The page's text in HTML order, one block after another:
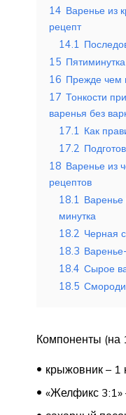
14 Варенье из
рецепт
14.1
15
16 Прежде чем
17 Тонкости
варенья без
17.1 Как
17.2
18 Варенье из
рецептов
18.1
минутка
18.2 Черная
18.3
18.4 Сырое
18.5
Компоненты (на
крыжовник – 1
«Желфикс 3:1»